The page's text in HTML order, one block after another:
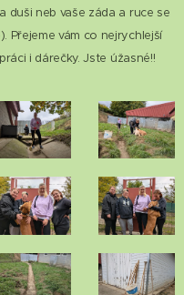
duši neb vaše záda a ruce se
Přejeme vám co nejrychlejší
i dárečky. Jste úžasné!!